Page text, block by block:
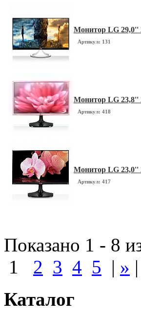
Монитор LG 29,0''
Артикул: 131
Монитор LG 23,8''
Артикул: 418
Монитор LG 23,0''
Артикул: 417
Показано 1 - 8
1
2 3 4 5 | » |
Каталог